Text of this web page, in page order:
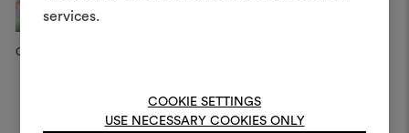
services.
COOKIE SETTINGS
USE NECESSARY COOKIES ONLY
Cosy Sofa MDF Italia